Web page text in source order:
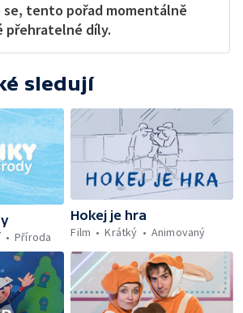
se, tento pořad momentálně
přehratelné díly.
sledují
Příroda
Hokej je hra
Film
Krátký Animovaný